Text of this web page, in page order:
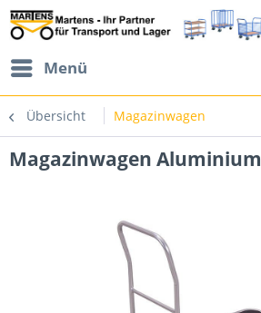
Menü
Übersicht Magazinwagen
Magazinwagen Aluminium